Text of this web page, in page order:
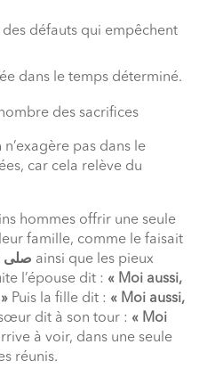
des défauts qui empêchent
dans le temps déterminé.
des sacrifices
n’exagère pas dans le
car cela relève du
hommes offrir une seule
famille, comme le faisait
صلى ainsi que les pieux
l’épouse dit : « Moi aussi,
Puis la fille dit : « Moi aussi,
dit à son tour : « Moi
à voir, dans une seule
réunis.